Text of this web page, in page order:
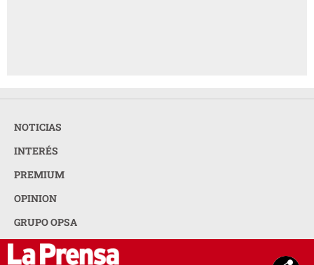
NOTICIAS
INTERÉS
PREMIUM
OPINION
GRUPO OPSA